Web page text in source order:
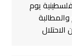
يوم